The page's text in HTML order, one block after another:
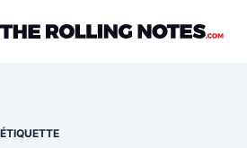
au
ÉTIQUETTE